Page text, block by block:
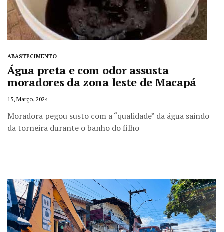
ABASTECIMENTO
Água preta e com odor assusta
moradores da zona leste de Macapá
15, Março, 2024
Moradora pegou susto com a “qualidade” da água saindo
da torneira durante o banho do filho